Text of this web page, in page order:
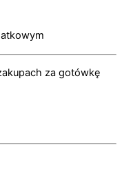
za gotówkę